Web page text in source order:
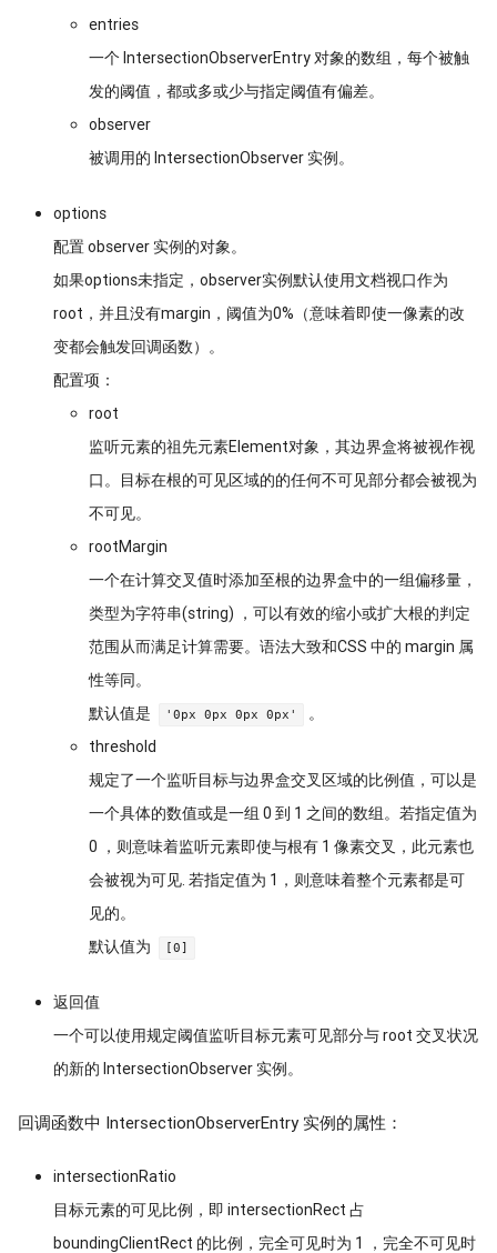
entries
一个 IntersectionObserverEntry 对象的数组，每个被触
发的阈值，都或多或少与指定阈值有偏差。
observer
被调用的 IntersectionObserver 实例。
options
配置 observer 实例的对象。
如果options未指定，observer实例默认使用文档视口作为
root，并且没有margin，阈值为0%（意味着即使一像素的改
变都会触发回调函数）。
配置项：
root
监听元素的祖先元素Element对象，其边界盒将被视作视
口。目标在根的可见区域的的任何不可见部分都会被视为
不可见。
rootMargin
一个在计算交叉值时添加至根的边界盒中的一组偏移量，
类型为字符串(string) ，可以有效的缩小或扩大根的判定
范围从而满足计算需要。语法大致和CSS 中的 margin 属
性等同。
默认值是
'0px 0px 0px 0px'
。
threshold
规定了一个监听目标与边界盒交叉区域的比例值，可以是
一个具体的数值或是一组 0 到 1 之间的数组。若指定值为
0 ，则意味着监听元素即使与根有 1 像素交叉，此元素也
会被视为可见. 若指定值为 1，则意味着整个元素都是可
见的。
默认值为
[0]
返回值
一个可以使用规定阈值监听目标元素可见部分与 root 交叉状况
的新的 IntersectionObserver 实例。
回调函数中 IntersectionObserverEntry 实例的属性：
intersectionRatio
目标元素的可见比例，即 intersectionRect 占
boundingClientRect 的比例，完全可见时为 1 ，完全不可见时